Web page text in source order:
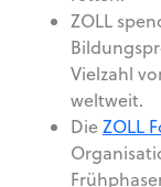
ZOLL
Vielzahl
weltweit.
DieZOLL